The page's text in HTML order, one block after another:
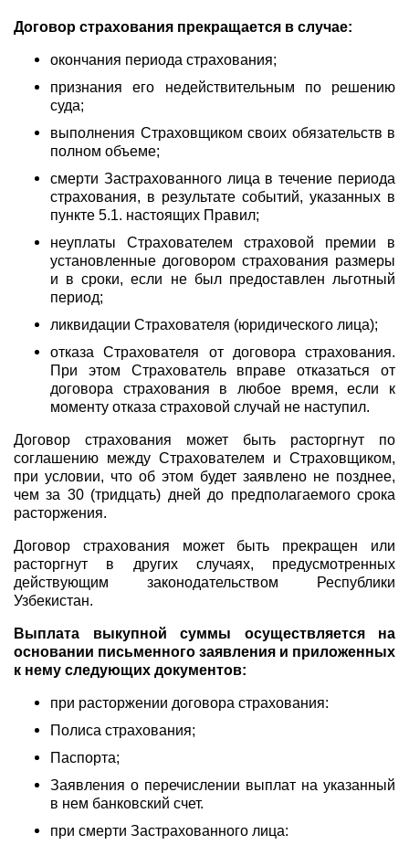
Договор страхования прекращается в случае:
окончания периода страхования;
признания его недействительным по решению
суда;
выполнения Страховщиком своих обязательств в
полном объеме;
смерти Застрахованного лица в течение периода
страхования, в результате событий, указанных в
пункте 5.1. настоящих Правил;
неуплаты Страхователем страховой премии в
установленные договором страхования размеры
и в сроки, если не был предоставлен льготный
период;
ликвидации Страхователя (юридического лица);
отказа Страхователя от договора страхования.
При этом Страхователь вправе отказаться от
договора страхования в любое время, если к
моменту отказа страховой случай не наступил.
Договор страхования может быть расторгнут по
соглашению между Страхователем и Страховщиком,
при условии, что об этом будет заявлено не позднее,
чем за 30 (тридцать) дней до предполагаемого срока
расторжения.
Договор страхования может быть прекращен или
расторгнут в других случаях, предусмотренных
действующим законодательством Республики
Узбекистан.
Выплата выкупной суммы осуществляется на
основании письменного заявления и приложенных
к нему следующих документов:
при расторжении договора страхования:
Полиса страхования;
Паспорта;
Заявления о перечислении выплат на указанный
в нем банковский счет.
при смерти Застрахованного лица: